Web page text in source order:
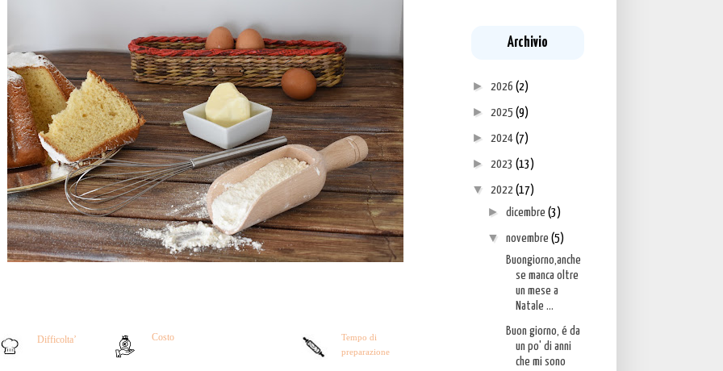
Difficolta’ Costo
Tempo di
preparazione
Archivio
► 2026 (2)
► 2025 (9)
► 2024 (7)
► 2023 (13)
▼ 2022 (17)
►dicembre(3)
▼novembre(5)
Buongiorno,anche
se manca oltre
un mese a
Natale ...
Buon giorno, é da
un po' di anni
che mi sono